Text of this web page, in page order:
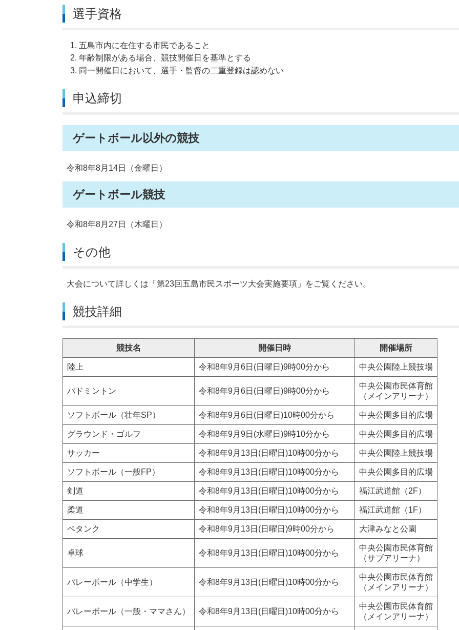
選手資格
五島市内に在住する市民であること
年齢制限がある場合、競技開催日を基準とする
同一開催日において、選手・監督の二重登録は認めない
申込締切
ゲートボール以外の競技
令和8年8月14日（金曜日）
ゲートボール競技
令和8年8月27日（木曜日）
その他
大会について詳しくは「第23回五島市民スポーツ大会実施要項」をご覧ください。
競技詳細
競技名 開催日時 開催場所
陸上 令和8年9月6日(日曜日)9時00分から 中央公園陸上競技場
バドミントン 令和8年9月6日(日曜日)9時00分から
中央公園市民体育館
（メインアリーナ）
ソフトボール（壮年SP） 令和8年9月6日(日曜日)10時00分から 中央公園多目的広場
グラウンド・ゴルフ 令和8年9月9日(水曜日)9時10分から 中央公園多目的広場
サッカー 令和8年9月13日(日曜日)10時00分から 中央公園陸上競技場
ソフトボール（一般FP） 令和8年9月13日(日曜日)10時00分から 中央公園多目的広場
剣道 令和8年9月13日(日曜日)10時00分から 福江武道館（2F）
柔道 令和8年9月13日(日曜日)10時00分から 福江武道館（1F）
ペタンク 令和8年9月13日(日曜日)9時00分から 大津みなと公園
卓球 令和8年9月13日(日曜日)10時00分から
中央公園市民体育館
（サブアリーナ）
バレーボール（中学生） 令和8年9月13日(日曜日)10時00分から
中央公園市民体育館
（メインアリーナ）
バレーボール（一般・ママさん） 令和8年9月13日(日曜日)10時00分から
中央公園市民体育館
（メインアリーナ）